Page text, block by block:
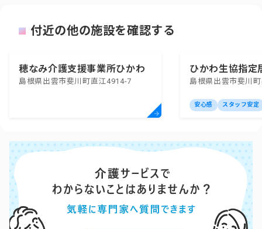
付近の他の施設を確認する
穂なみ介護支援事業所ひかわ
島根県出雲市斐川町直江4914-7
ひかわ生協指定
事業所
島根県出雲市斐川
安心感 スタッフ安定